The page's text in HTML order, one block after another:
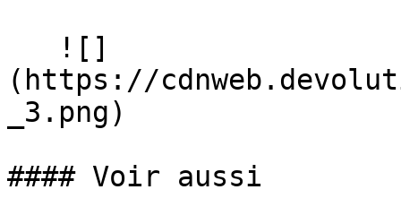
(https://
_3.png)
#### Voir aussi